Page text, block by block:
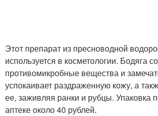
Этот препарат из пресноводной
используется в косметологии. Бодяга
противомикробные вещества и
успокаивает раздраженную кожу, а
ее, заживляя ранки и рубцы. Упаковка
аптеке около 40 рублей.